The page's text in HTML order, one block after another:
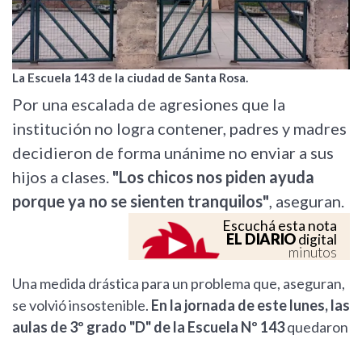
La Escuela 143 de la ciudad de Santa Rosa.
Por una escalada de agresiones que la
institución no logra contener, padres y madres
decidieron de forma unánime no enviar a sus
hijos a clases. "Los chicos nos piden ayuda
porque ya no se sienten tranquilos", aseguran.
Escuchá esta nota
EL DIARIOdigital
minutos
Una medida drástica para un problema que, aseguran,
se volvió insostenible. En la jornada de este lunes, las
aulas de 3º grado "D" de la Escuela Nº 143quedaron